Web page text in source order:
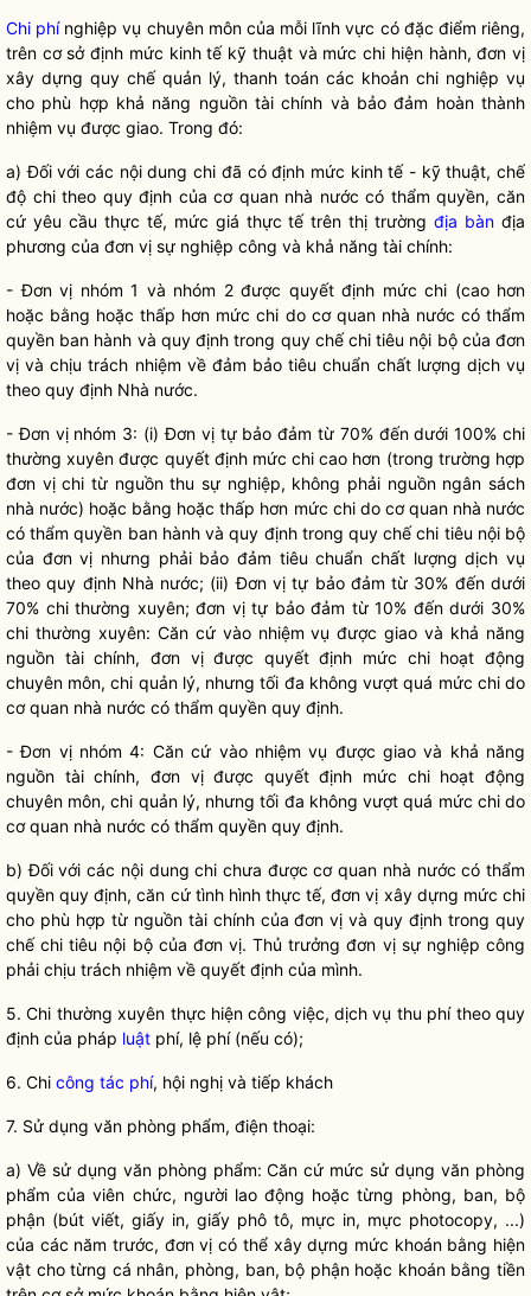
Chi phínghiệp vụ chuyên môn của mỗi lĩnh vực có đặc điểm riêng,
trên cơ sở định mức kinh tế kỹ thuật và mức chi hiện hành, đơn vị
xây dựng quy chếquản lý, thanh toán các khoản chi nghiệp vụ
cho phù hợp khả năng nguồn tài chính và bảo đảm hoàn thành
nhiệm vụ được giao. Trong đó:
a) Đối với các nội dung chi đã cóđịnh mức kinh tế - kỹ thuật, chế
độ chi theo quy định của cơ quan nhà nước có thẩmquyền, căn
cứ yêu cầu thực tế, mức giá thực tế trên thị trườngđịa bàn địa
phương của đơn vị sự nghiệp công và khả năng tài chính:
- Đơn vị nhóm 1 và nhóm 2 được quyết định mức chi (cao hơn
hoặc bằng hoặc thấp hơn mức chi do cơ quan nhà nước có thẩm
quyền ban hành và quy định trong quy chếchi tiêu nội bộ của đơn
vị và chịu trách nhiệm về đảm bảo tiêu chuẩn chất lượng dịch vụ
theo quy định Nhà nước.
- Đơn vị nhóm 3: (i) Đơn vị tự bảo đảm từ 70% đến dưới 100% chi
thường xuyên được quyết định mức chi cao hơn (trong trường hợp
đơn vị chi từ nguồn thu sự nghiệp, không phải nguồn ngân sách
nhà nước) hoặc bằng hoặc thấp hơn mức chi do cơ quan nhà nước
có thẩmquyền ban hành và quy định trong quy chếchi tiêu nội bộ
của đơn vị nhưng phải bảo đảm tiêu chuẩn chất lượng dịch vụ
theo quy định Nhà nước; (ii) Đơn vị tự bảo đảm từ 30% đến dưới
70% chi thường xuyên; đơn vị tự bảo đảm từ 10% đến dưới 30%
chi thường xuyên: Căn cứ vào nhiệm vụ được giao và khả năng
nguồn tài chính, đơn vị được quyết định mức chi hoạt động
chuyên môn, chi quản lý, nhưng tối đa không vượt quá mức chi do
cơ quan nhà nước có thẩm quyền quy định.
- Đơn vị nhóm 4: Căn cứ vào nhiệm vụ được giao và khả năng
nguồn tài chính, đơn vị được quyết định mức chi hoạt động
chuyên môn, chi quản lý, nhưng tối đa không vượt quá mức chi do
cơ quan nhà nước có thẩm quyền quy định.
b) Đối với các nội dungchi chưa được cơ quan nhà nước có thẩm
quyền quy định, căn cứ tình hình thực tế, đơn vị xây dựng mức chi
cho phù hợp từ nguồn tài chính của đơn vị và quy định trongquy
chếchi tiêu nội bộ của đơn vị. Thủ trưởng đơn vị sự nghiệp công
phải chịu trách nhiệm về quyết định của mình.
5. Chi thường xuyên thực hiện công việc, dịch vụ thu phí theo quy
định của pháp luật phí, lệ phí (nếu có);
6. Chi công tác phí, hội nghị và tiếp khách
7. Sử dụng văn phòng phẩm, điện thoại:
a) Về sử dụng văn phòng phẩm: Căn cứ mức sử dụng văn phòng
phẩm của viên chức, người lao động hoặc từng phòng, ban, bộ
phận (bút viết, giấy in, giấy phô tô, mực in, mực photocopy, ...)
của các năm trước, đơn vị có thể xây dựng mức khoán bằng hiện
vật cho từng cá nhân, phòng, ban, bộ phận hoặc khoán bằng tiền